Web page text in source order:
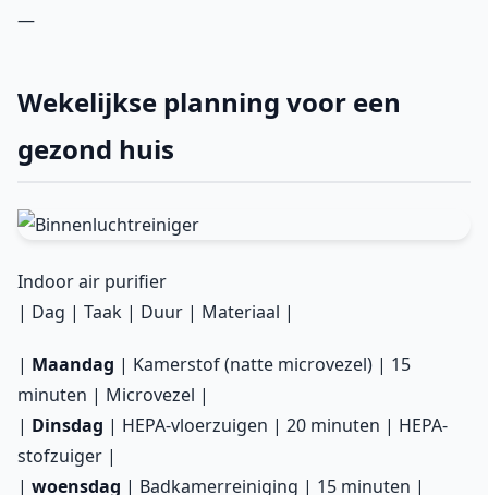
—
Wekelijkse planning voor een
gezond huis
Indoor air purifier
| Dag | Taak | Duur | Materiaal |
| Maandag | Kamerstof (natte microvezel) | 15
minuten | Microvezel |
| Dinsdag | HEPA-vloerzuigen | 20 minuten | HEPA-
stofzuiger |
| woensdag | Badkamerreiniging | 15 minuten |